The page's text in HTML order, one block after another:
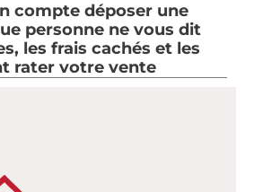
compte déposer une
personne ne vous dit
les frais cachés et les
rater votre vente